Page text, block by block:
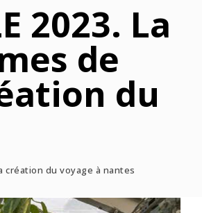
2023. La
de
du
du voyage à nantes